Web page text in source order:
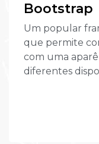
Bootstrap
Um popular
que permite
com uma
diferentes